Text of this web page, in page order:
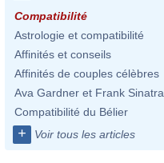
Compatibilité
Astrologie et compatibilité
Affinités et conseils
Affinités de couples célèbres
Ava Gardner et Frank Sinatra
Compatibilité du Bélier
+ Voir tous les articles